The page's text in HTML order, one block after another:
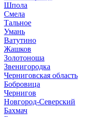
Шпола
Смела
Тальное
Умань
Ватутино
Жашков
Золотоноша
Звенигородка
Черниговская область
Бобровица
Чернигов
Новгород-Северский
Бахмач